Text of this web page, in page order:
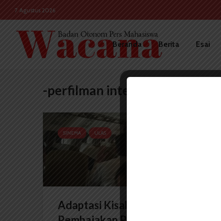
7 Agustus 2026
Beranda Berita Esai
-perfilman internasional
SINEMA ULAS
Adaptasi Kisah Nyata